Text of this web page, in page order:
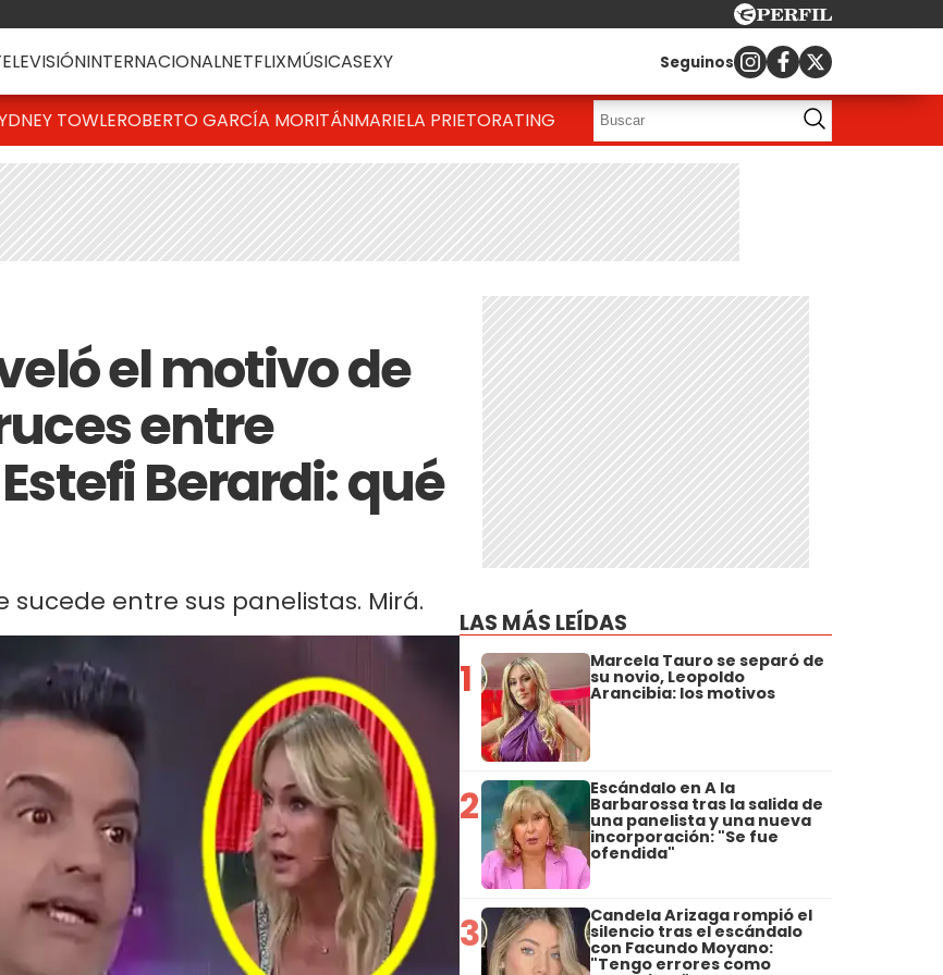
INTERNACIONALNETFLIXMÚSICASEXY Seguinos
TOWLEROBERTO GARCÍA MORITÁNMARIELA PRIETORATING
el motivo de
entre
Berardi: qué
sucede entre sus panelistas. Mirá.
LAS MÁS LEÍDAS
1 Marcela Tauro se separó de
su novio, Leopoldo
Arancibia: los motivos
2 Escándalo en A la
Barbarossa tras la salida de
una panelista y una nueva
incorporación: "Se fue
ofendida"
3 Candela Arizaga rompió el
silencio tras el escándalo
con Facundo Moyano:
"Tengo errores como